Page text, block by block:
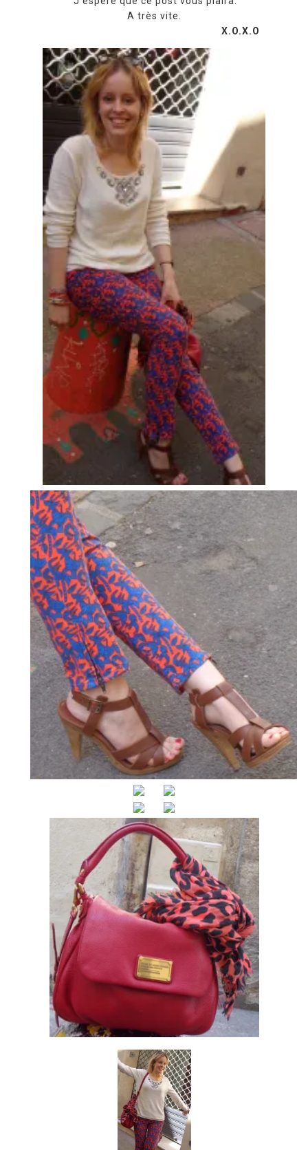
A très vite.
X.O.X.O